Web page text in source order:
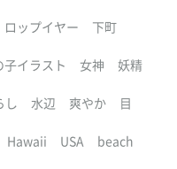
ロップイヤー 下町
子イラスト 女神 妖精
し 水辺 爽やか 目
Hawaii USA beach